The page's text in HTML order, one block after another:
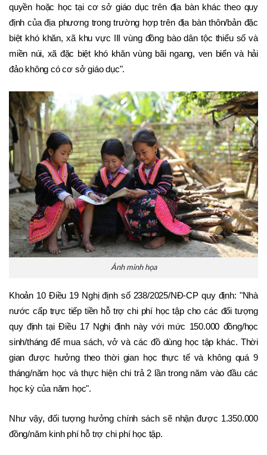
quyền hoặc học tại cơ sở giáo dục trên địa bàn khác theo quy
định của địa phương trong trường hợp trên địa bàn thôn/bản đặc
biệt khó khăn, xã khu vực III vùng đồng bào dân tộc thiểu số và
miền núi, xã đặc biệt khó khăn vùng bãi ngang, ven biển và hải
đảo không có cơ sở giáo dục".
Ảnh minh họa
Khoản 10 Điều 19 Nghị định số 238/2025/NĐ-CP quy định: "Nhà
nước cấp trực tiếp tiền hỗ trợ chi phí học tập cho các đối tượng
quy định tại Điều 17 Nghị định này với mức 150.000 đồng/học
sinh/tháng để mua sách, vở và các đồ dùng học tập khác. Thời
gian được hưởng theo thời gian học thực tế và không quá 9
tháng/năm học và thực hiện chi trả 2 lần trong năm vào đầu các
học kỳ của năm học".
Như vậy, đối tượng hưởng chính sách sẽ nhận được 1.350.000
đồng/năm kinh phí hỗ trợ chi phí học tập.